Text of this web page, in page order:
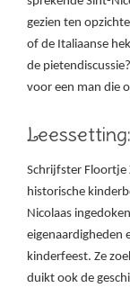
gezien ten
of de Italiaanse
de
voor een man die
Leessetting:
Schrijfster Floortje
historische
Nicolaas
eigenaardigheden
kinderfeest. Ze
duikt ook de